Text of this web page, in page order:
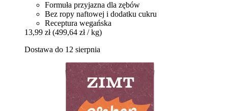
Formuła przyjazna dla zębów
Bez ropy naftowej i dodatku cukru
Receptura wegańska
13,99 zł (499,64 zł / kg)
Dostawa do 12 sierpnia